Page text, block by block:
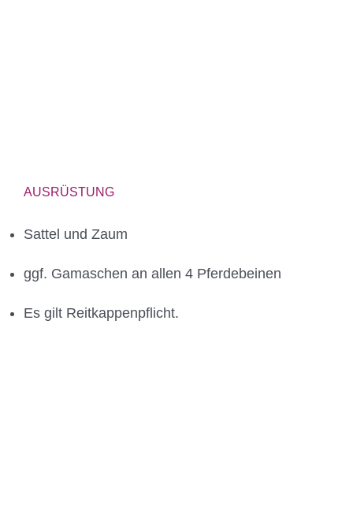
AUSRÜSTUNG
Sattel und Zaum
ggf. Gamaschen an allen 4 Pferdebeinen
Es gilt Reitkappenpflicht.